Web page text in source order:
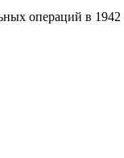
операций в